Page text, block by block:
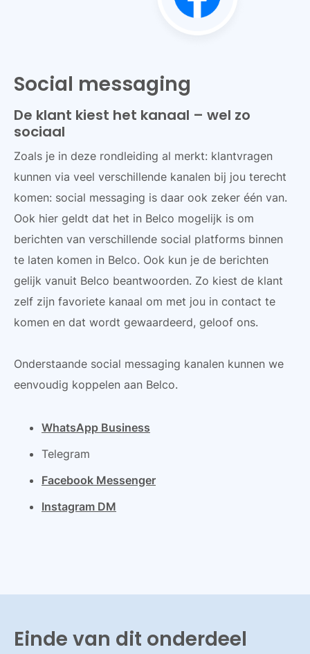
Social messaging
De klant kiest het kanaal – wel zo
sociaal
Zoals je in deze rondleiding al merkt: klantvragen
kunnen via veel verschillende kanalen bij jou terecht
komen: social messaging is daar ook zeker één van.
Ook hier geldt dat het in Belco mogelijk is om
berichten van verschillende social platforms binnen
te laten komen in Belco. Ook kun je de berichten
gelijk vanuit Belco beantwoorden. Zo kiest de klant
zelf zijn favoriete kanaal om met jou in contact te
komen en dat wordt gewaardeerd, geloof ons.
Onderstaande social messaging kanalen kunnen we
eenvoudig koppelen aan Belco.
WhatsApp Business
Telegram
Facebook Messenger
Instagram DM
Einde van dit onderdeel